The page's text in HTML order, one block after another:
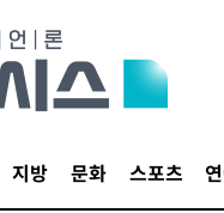
지방 문화 스포츠